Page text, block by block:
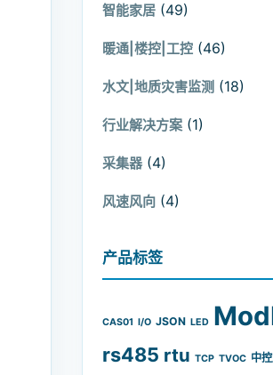
智能家居 (49)
暖通|楼控|工控 (46)
水文|地质灾害监测 (18)
行业解决方案 (1)
采集器 (4)
风速风向 (4)
产品标签
CAS01 I/O JSON LED
rs485 rtu TCP TVOC 中